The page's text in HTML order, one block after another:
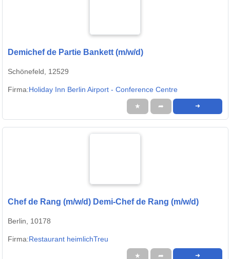
Demichef de Partie Bankett (m/w/d)
Schönefeld, 12529
Firma:Holiday Inn Berlin Airport - Conference Centre
★ ➦ ➜
Chef de Rang (m/w/d) Demi-Chef de Rang (m/w/d)
Berlin, 10178
Firma:Restaurant heimlichTreu
★ ➦ ➜